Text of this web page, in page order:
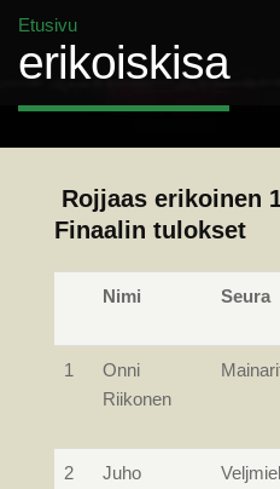
Etusivu
erikoiskisa
Rojjaas erikoinen
Finaalin tulokset
Nimi Seura
1
Onni
Riikonen
2
Juho